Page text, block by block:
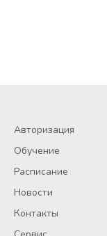
Авторизация
Обучение
Расписание
Новости
Контакты